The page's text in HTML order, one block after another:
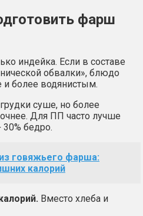
фарш
индейка. Если в составе
обвалки», блюдо
и более водянистым.
суше, но более
Для ПП часто лучше
бедро.
говяжьего фарша:
калорий
Вместо хлеба и